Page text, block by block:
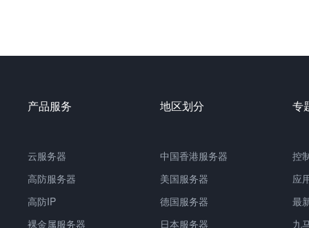
产品服务
云服务器
高防服务器
高防IP
裸金属服务器
地区划分
中国香港服务器
美国服务器
德国服务器
日本服务器
专
控
应
最
九